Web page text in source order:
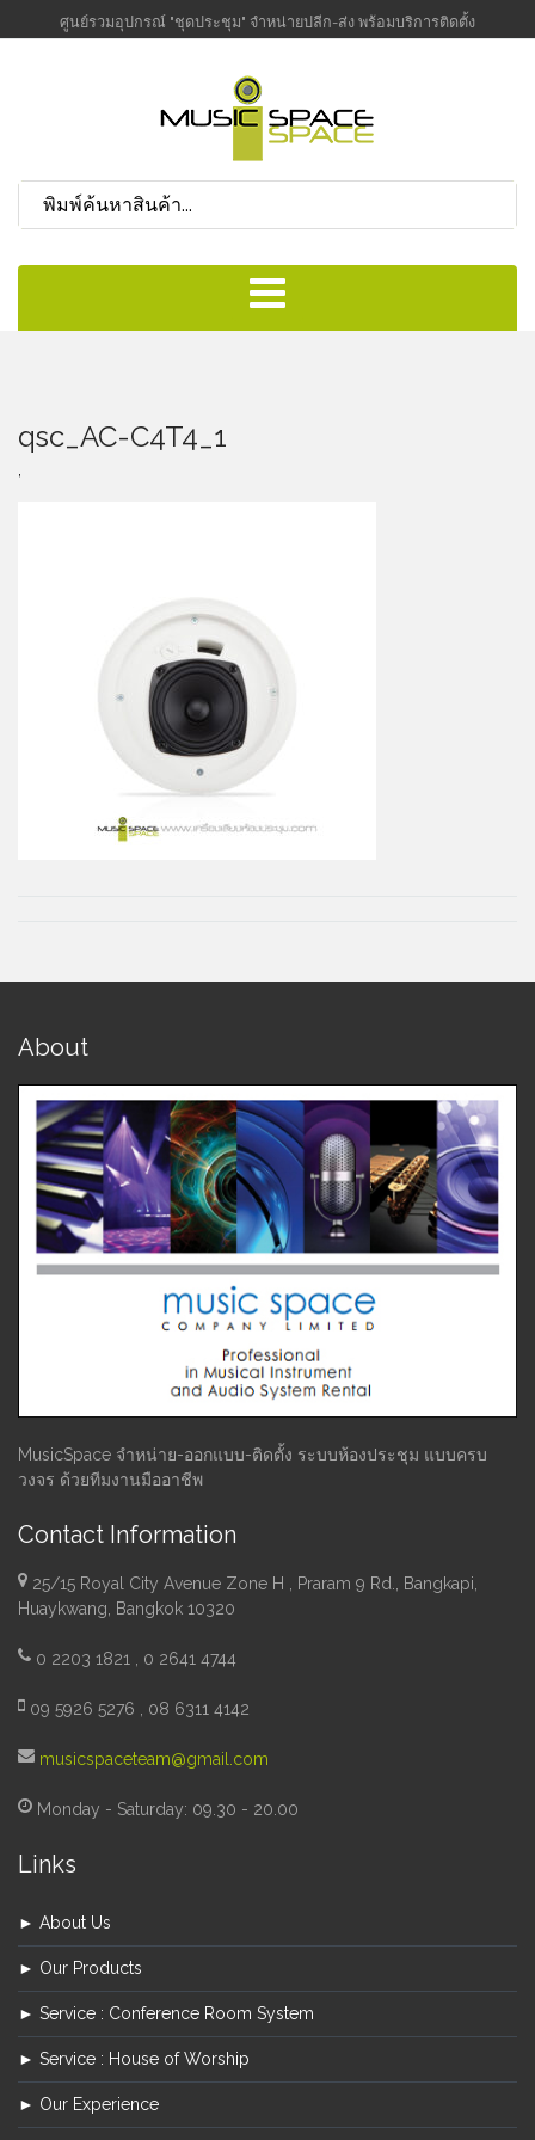
ศูนย์รวมอุปกรณ์ "ชุดประชุม" จำหน่ายปลีก-ส่ง พร้อมบริการติดตั้ง
qsc_AC-C4T4_1
About
MusicSpace จำหน่าย-ออกแบบ-ติดตั้ง ระบบห้องประชุม แบบครบ
วงจร ด้วยทีมงานมืออาชีพ
Contact Information
25/15 Royal City Avenue Zone H , Praram 9 Rd., Bangkapi,
Huaykwang, Bangkok 10320
0 2203 1821 , 0 2641 4744
09 5926 5276 , 08 6311 4142
musicspaceteam@gmail.com
Monday - Saturday: 09.30 - 20.00
Links
► About Us
► Our Products
► Service : Conference Room System
► Service : House of Worship
► Our Experience